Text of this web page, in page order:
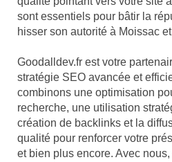
sont essentiels pour bâtir la
hisser son autorité à Moissac
Goodalldev.fr est votre
stratégie SEO avancée et
combinons une optimisation
recherche, une utilisation
création de backlinks et la
qualité pour renforcer votre
et bien plus encore. Avec